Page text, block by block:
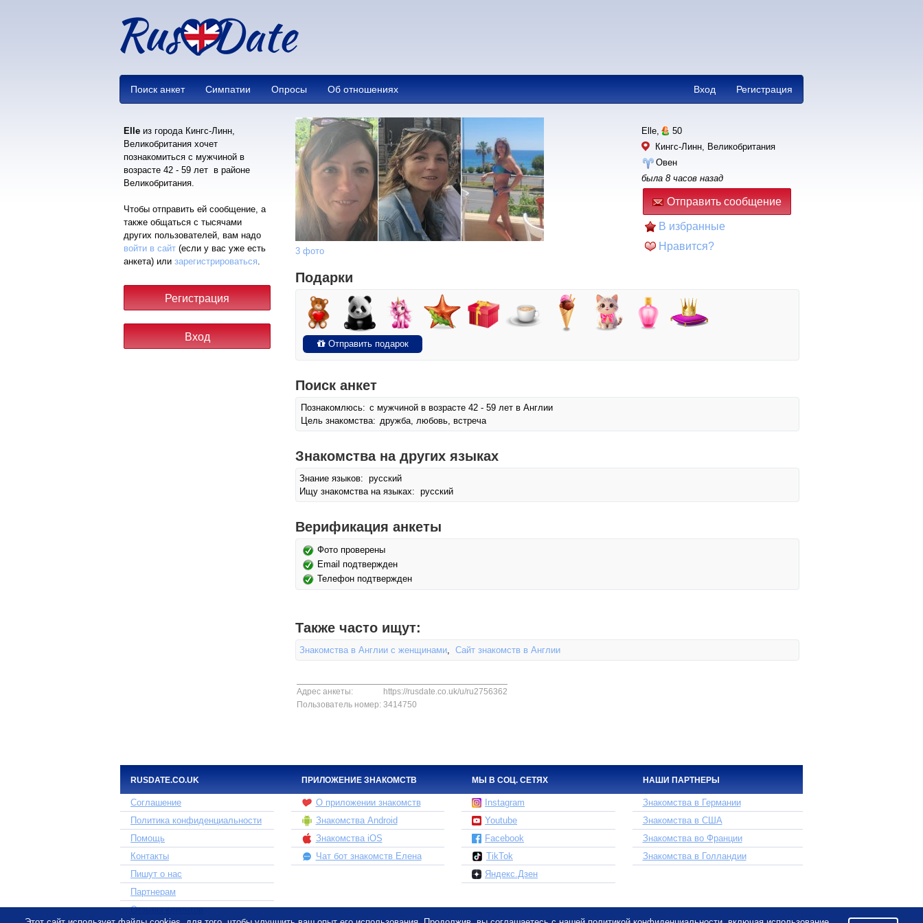
Поиск анкет Симпатии Опросы Об отношениях Регистрация
Вход
Elle из города Кингс-Линн,
Великобритания хочет
познакомиться с мужчиной в
возрасте 42 - 59 лет в районе
Великобритания.
Чтобы отправить ей сообщение, а
также общаться с тысячами
других пользователей, вам надо
войти в сайт (если у вас уже есть
анкета) или зарегистрироваться.
3 фото
Elle,
50
Кингс-Линн, Великобритания
Овен
была 8 часов назад
Отправить сообщение
В избранные
Нравится?
Подарки
Отправить подарок
Поиск анкет
Познакомлюсь: с мужчиной в возрасте 42 - 59 лет в Англии
Цель знакомства: дружба, любовь, встреча
Знакомства на других языках
Знание языков: русский
Ищу знакомства на языках: русский
Верификация анкеты
Фото проверены
Email подтвержден
Телефон подтвержден
Также часто ищут:
Знакомства в Англии с женщинами, Сайт знакомств в Англии
Адрес анкеты:
https://rusdate.co.uk/u/ru2756362
Пользователь номер: 3414750
RUSDATE.CO.UK ПРИЛОЖЕНИЕ ЗНАКОМСТВ МЫ В СОЦ. СЕТЯХ НАШИ ПАРТНЕРЫ
Соглашение
Политика конфиденциальности
Помощь
Контакты
Пишут о нас
Партнерам
Отзывы клиентов
О приложении знакомств
Знакомства Android
Знакомства iOS
Чат бот знакомств Елена
Instagram
Youtube
Facebook
TikTok
Яндекс.Дзен
Знакомства в Германии
Знакомства в США
Знакомства во Франции
Знакомства в Голландии